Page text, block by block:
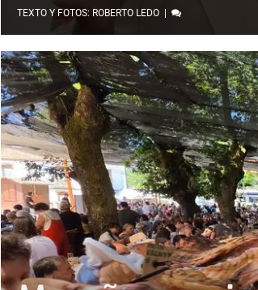
TEXTO Y FOTOS: ROBERTO LEDO